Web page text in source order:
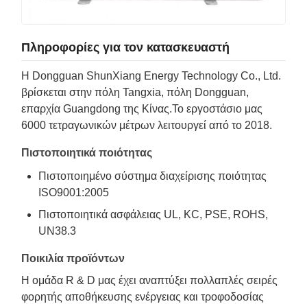
Πληροφορίες για τον κατασκευαστή
Η Dongguan ShunXiang Energy Technology Co., Ltd.
βρίσκεται στην πόλη Tangxia, πόλη Dongguan,
επαρχία Guangdong της Κίνας.Το εργοστάσιο μας
6000 τετραγωνικών μέτρων λειτουργεί από το 2018.
Πιστοποιητικά ποιότητας
Πιστοποιημένο σύστημα διαχείρισης ποιότητας
ISO9001:2005
Πιστοποιητικά ασφάλειας UL, KC, PSE, ROHS,
UN38.3
Ποικιλία προϊόντων
Η ομάδα R & D μας έχει αναπτύξει πολλαπλές σειρές
φορητής αποθήκευσης ενέργειας και τροφοδοσίας